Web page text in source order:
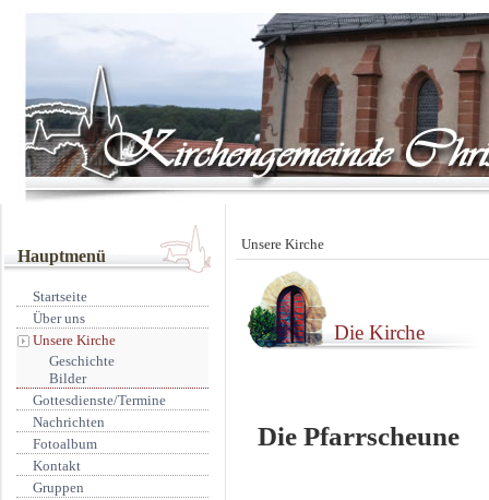
Hauptmenü
Startseite
Über uns
Unsere Kirche
Geschichte
Bilder
Gottesdienste/Termine
Nachrichten
Fotoalbum
Kontakt
Gruppen
Unsere Kirche
Die Kirche
Die Pfarrscheune